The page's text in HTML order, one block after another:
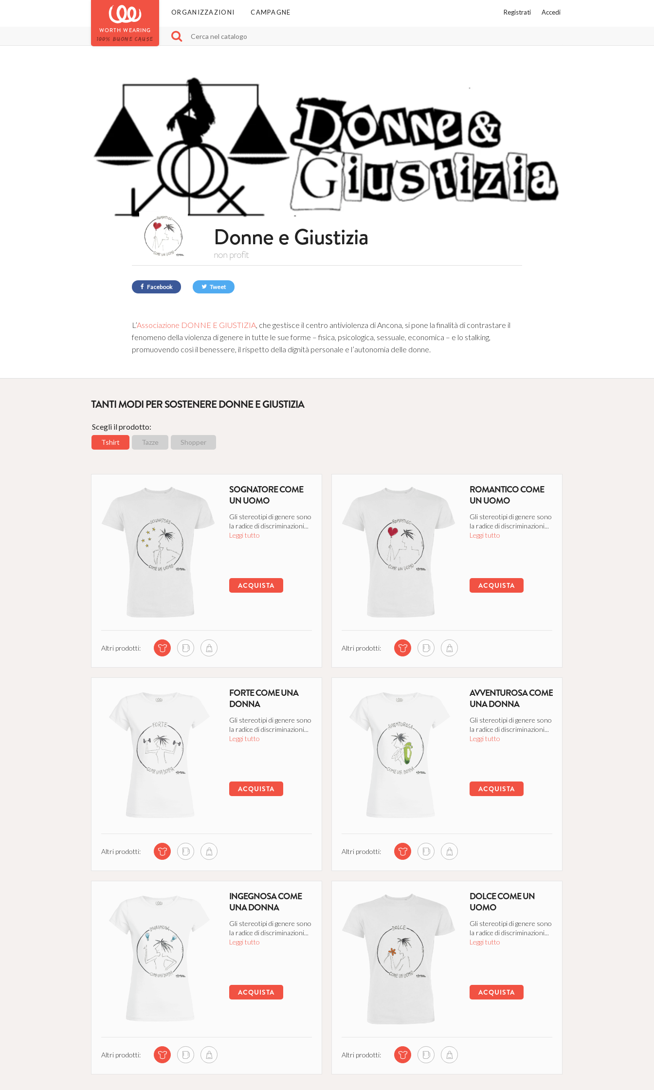
WORTH WEARING
100% BUONE CAUSE
Registrati Accedi
ORGANIZZAZIONI CAMPAGNE
Donne e Giustizia
non profit
Facebook Tweet
L’Associazione DONNE E GIUSTIZIA, che gestisce il centro antiviolenza di Ancona, si pone la finalità di contrastare il
fenomeno della violenza di genere in tutte le sue forme – fisica, psicologica, sessuale, economica – e lo stalking,
promuovendo così il benessere, il rispetto della dignità personale e l’autonomia delle donne.
TANTI MODI PER SOSTENERE DONNE E GIUSTIZIA
Scegli il prodotto:
Tshirt Tazze Shopper
SOGNATORE COME
UN UOMO
Gli stereotipi di genere sono
la radice di discriminazioni...
Leggi tutto
ACQUISTA
Altri prodotti:
ROMANTICO COME
UN UOMO
Gli stereotipi di genere sono
la radice di discriminazioni...
Leggi tutto
ACQUISTA
Altri prodotti:
FORTE COME UNA
DONNA
Gli stereotipi di genere sono
la radice di discriminazioni...
Leggi tutto
ACQUISTA
Altri prodotti:
AVVENTUROSA COME
UNA DONNA
Gli stereotipi di genere sono
la radice di discriminazioni...
Leggi tutto
ACQUISTA
Altri prodotti:
INGEGNOSA COME
UNA DONNA
Gli stereotipi di genere sono
la radice di discriminazioni...
Leggi tutto
ACQUISTA
Altri prodotti:
DOLCE COME UN
UOMO
Gli stereotipi di genere sono
la radice di discriminazioni...
Leggi tutto
ACQUISTA
Altri prodotti: